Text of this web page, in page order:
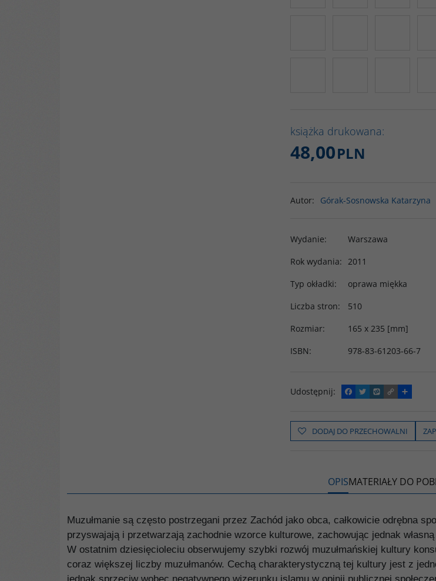
książka drukowana:
48,00PLN
Autor: Górak-Sosnowska Katarzyna
Wydanie:
Warszawa
Rok wydania: 2011
Typ okładki:
oprawa miękka
Liczba stron:
510
Rozmiar:
165 x 235 [mm]
ISBN: 978-83-61203-66-7
Udostępnij:
F
a
e
b
o
T
w
t
t
e
W
y
o
p
C
o
y
L
i
P
o
z
i
e
ę
DODAJ DO PRZECHOWALNI
OPISMATERIAŁY DO
Muzułmanie są często postrzegani przez Zachód jako obca, całkowicie odrębna
przyswajają i przetwarzają zachodnie wzorce kulturowe, zachowując jednak
W ostatnim dziesięcioleciu obserwujemy szybki rozwój muzułmańskiej kultury
coraz większej liczby muzułmanów. Cechą charakterystyczną tej kultury jest z